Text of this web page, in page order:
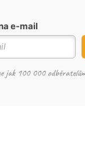
e-mail